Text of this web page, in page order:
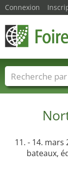
11. - 14.
bateaux,
Connexion
Foire noms